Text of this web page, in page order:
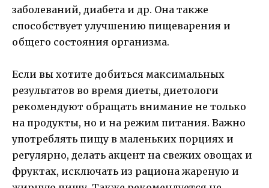
заболеваний, диабета и др. Она также
способствует улучшению пищеварения и
общего состояния организма.
Если вы хотите добиться максимальных
результатов во время диеты, диетологи
рекомендуют обращать внимание не только
на продукты, но и на режим питания. Важно
употреблять пищу в маленьких порциях и
регулярно, делать акцент на свежих овощах и
фруктах, исключать из рациона жареную и